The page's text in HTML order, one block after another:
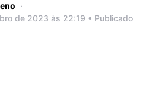
de 2023 às 22:19 • Publicado